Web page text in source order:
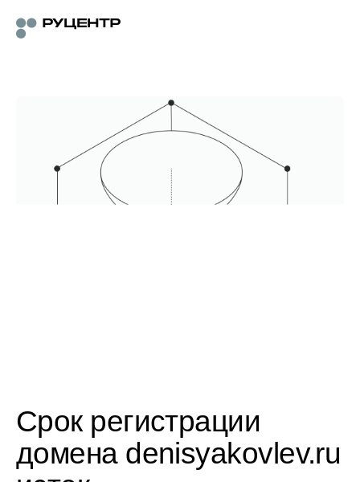
Срок регистрации
домена denisyakovlev.ru